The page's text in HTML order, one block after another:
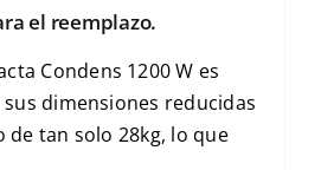
el reemplazo.
Condens 1200 W es
dimensiones reducidas
de tan solo 28kg, lo que